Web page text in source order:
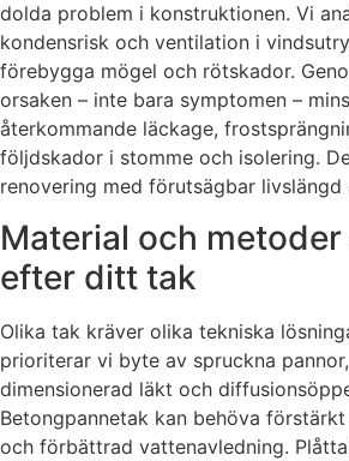
dolda problem i konstruktionen. Vi
kondensrisk och ventilation i
förebygga mögel och rötskador.
orsaken – inte bara symptomen –
återkommande läckage,
följdskador i stomme och isolering.
renovering med förutsägbar
Material och
efter ditt tak
Olika tak kräver olika tekniska
prioriterar vi byte av spruckna
dimensionerad läkt och
Betongpannetak kan behöva
och förbättrad vattenavledning.